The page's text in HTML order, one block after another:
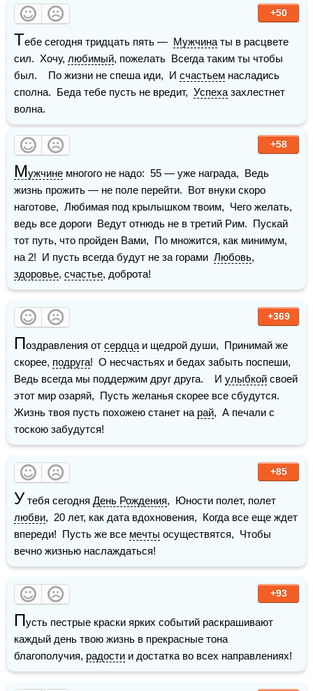
+50
Тебе сегодня тридцать пять — Мужчина ты в расцвете
сил.  Хочу, любимый, пожелать  Всегда таким ты чтобы
был.    По жизни не спеша иди,  И счастьем насладись
сполна.  Беда тебе пусть не вредит, Успеха захлестнет
волна.
+58
Мужчине многого не надо:  55 — уже награда,  Ведь
жизнь прожить — не поле перейти.  Вот внуки скоро
наготове,  Любимая под крылышком твоим,  Чего желать,
ведь все дороги  Ведут отнюдь не в третий Рим.  Пускай
тот путь, что пройден Вами,  По множится, как минимум,
на 2!  И пусть всегда будут не за горами Любовь
здоровье, счастье, доброта!
+369
Поздравления от сердца и щедрой души,  Принимай же
скорее, подруга!  О несчастьях и бедах забыть поспеши,
Ведь всегда мы поддержим друг друга.    И улыбкой своей
этот мир озаряй,  Пусть желанья скорее все сбудутся.
Жизнь твоя пусть похожею станет на рай,  А печали с
тоскою забудутся!
+85
У тебя сегодня День Рождения
любви,  20 лет, как дата вдохновения,  Когда все еще ждет
впереди!  Пусть же все мечты осуществятся,  Чтобы
вечно жизнью наслаждаться!
+93
Пусть пестрые краски ярких событий раскрашивают
каждый день твою жизнь в прекрасные тона
благополучия, радости и достатка во всех направлениях!